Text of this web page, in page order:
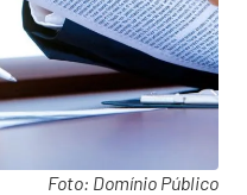
Foto: Domínio Público